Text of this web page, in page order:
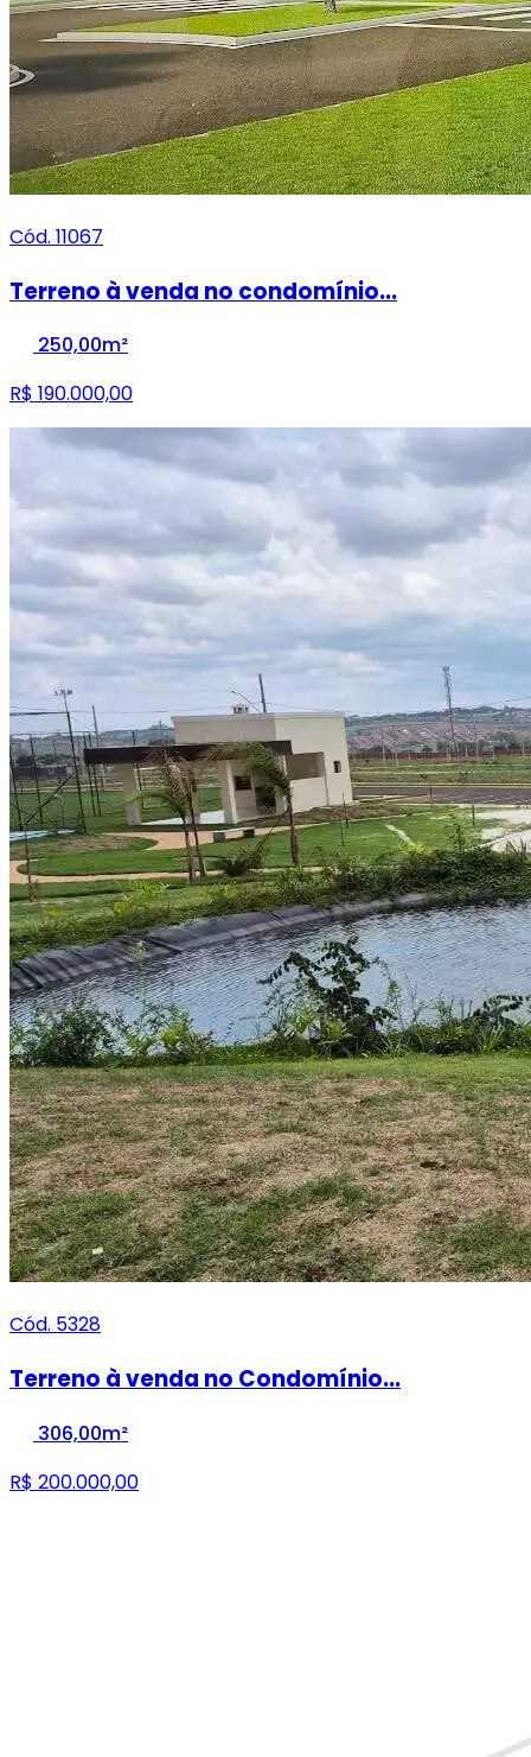
Cód. 11067
Terreno à venda no condomínio...
250,00m²
R$ 190.000,00
Cód. 5328
Terreno à venda no Condomínio...
306,00m²
R$ 200.000,00